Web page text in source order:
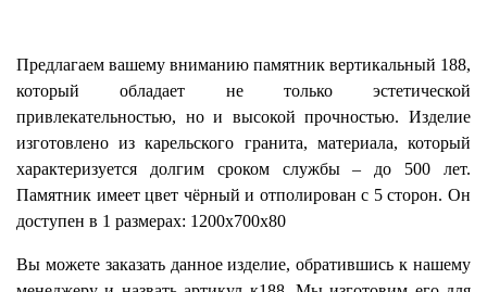
Предлагаем вашему вниманию памятник вертикальный 188,
который обладает не только эстетической
привлекательностью, но и высокой прочностью. Изделие
изготовлено из карельского гранита, материала, который
характеризуется долгим сроком службы – до 500 лет.
Памятник имеет цвет чёрный и отполирован с 5 сторон. Он
доступен в 1 размерах: 1200х700х80
Вы можете заказать данное изделие, обратившись к нашему